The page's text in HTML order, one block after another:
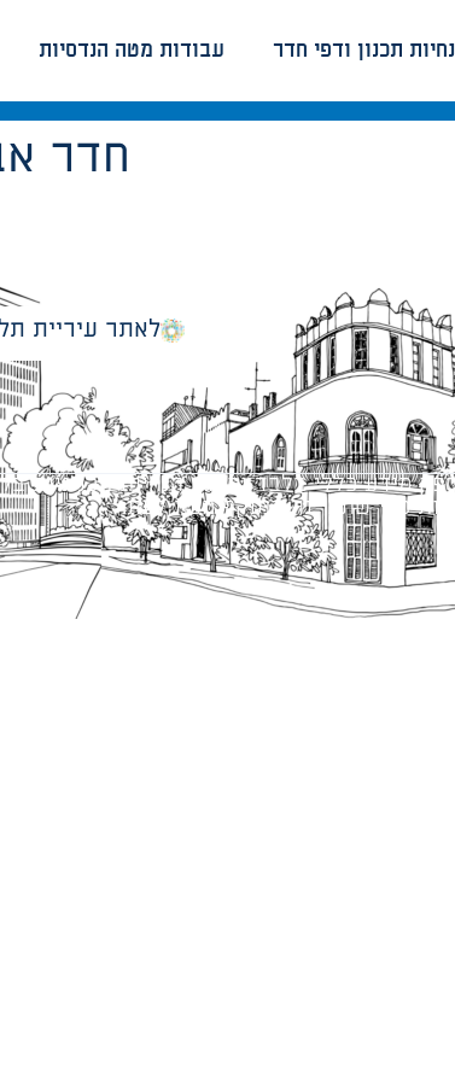
עבודות מטה הנדסיות תכנון ודפי חדר
חדר
לאתר עיריית
מידע כללי בלבד ומאגד הנחיות תכנוניות
כפי שתהיינה בתוקף מעת לעת.